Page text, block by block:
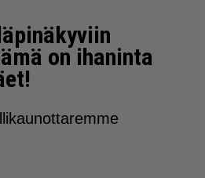
on ihaninta